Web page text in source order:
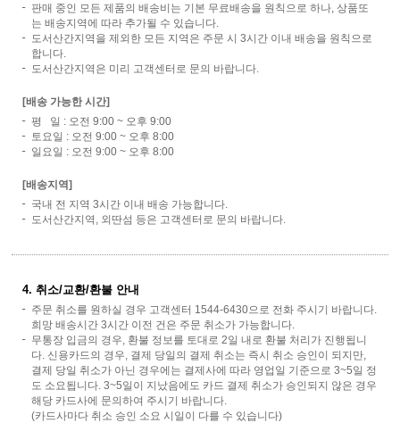
판매 중인 모든 제품의 배송비는 기본 무료배송을 원칙으로 하나, 상품또
는 배송지역에 따라 추가될 수 있습니다.
도서산간지역을 제외한 모든 지역은 주문 시 3시간 이내 배송을 원칙으로
합니다.
도서산간지역은 미리 고객센터로 문의 바랍니다.
[배송 가능한 시간]
평 일 : 오전 9:00 ~ 오후 9:00
토요일 : 오전 9:00 ~ 오후 8:00
일요일 : 오전 9:00 ~ 오후 8:00
[배송지역]
국내 전 지역 3시간 이내 배송 가능합니다.
도서산간지역, 외딴섬 등은 고객센터로 문의 바랍니다.
4. 취소/교환/환불 안내
주문 취소를 원하실 경우 고객센터 1544-6430으로 전화 주시기 바랍니다.
희망 배송시간 3시간 이전 건은 주문 취소가 가능합니다.
무통장 입금의 경우, 환불 정보를 토대로 2일 내로 환불 처리가 진행됩니
다. 신용카드의 경우, 결제 당일의 결제 취소는 즉시 취소 승인이 되지만,
결제 당일 취소가 아닌 경우에는 결제사에 따라 영업일 기준으로 3~5일 정
도 소요됩니다. 3~5일이 지났음에도 카드 결제 취소가 승인되지 않은 경우
해당 카드사에 문의하여 주시기 바랍니다.
(카드사마다 취소 승인 소요 시일이 다를 수 있습니다)